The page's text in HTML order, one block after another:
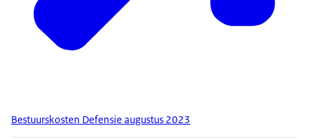
Bestuurskosten Defensie augustus 2023